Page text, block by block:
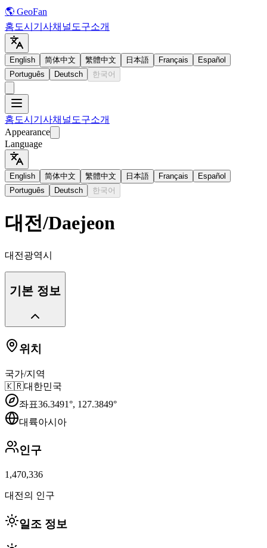
🌎 GeoFan
홈도시 기사채널 도구소개
English 简体中文 繁體中文 日本語 Français
Español
Português
Deutsch 한국어
홈도시 기사채널 도구소개
Appearance
Language
English 简体中文 繁體中文 日本語 Français
Español
Português
Deutsch 한국어
대전/Daejeon
대전광역시
기본 정보
위치
국가/지역
🇰🇷대한민국
좌표36.3491°, 127.3849°
대륙아시아
인구
1,470,336
대전의 인구
일조 정보